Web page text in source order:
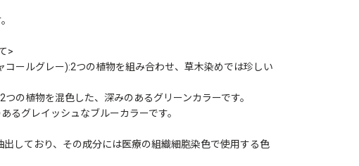
>
コールグレー):2つの植物を組み合わせ、草木染めでは珍しい
の植物を混色した、深みのあるグリーンカラーです。
るグレイッシュなブルーカラーです。
しており、その成分には医療の組織細胞染色で使用する色